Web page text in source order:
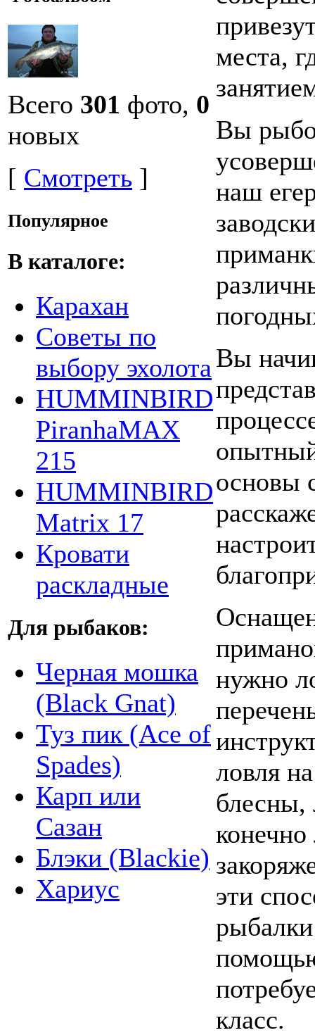
Всего 301 фото, 0
новых
[ Смотреть ]
Популярное
В каталоге:
Карахан
Советы по
выбору эхолота
HUMMINBIRD
PiranhaMAX
215
HUMMINBIRD
Matrix 17
Кровати
раскладные
Для рыбаков:
Черная мошка
(Black Gnat)
Туз пик (Ace of
Spades)
Карп или
Сазан
Блэки (Blackie)
Хариус
места,
Вы
наш
Вы
основы
нужно
ловля
блесны,
эти
класс.